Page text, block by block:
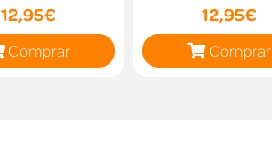
12,95€
Comprar
12,95€
Comprar